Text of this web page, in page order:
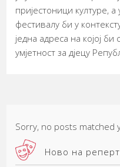
пријестоници културе,
фестивалу би у
једна адреса на којој
умјетност за дјецу
Sorry, no posts matched
Ново на